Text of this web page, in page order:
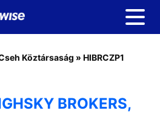
Köztársaság » HIBRCZP1
BROKERS,